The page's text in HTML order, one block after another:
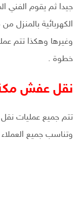
جيدا ثم يقوم الفني
الكهربائية بالمنزل
وغيرها وهكذا تتم
خطوة .
نقل عفش
تتم جميع عمليات
وتناسب جميع العملاء